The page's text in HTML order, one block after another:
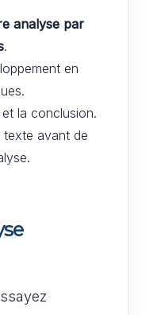
analyse par
.
en
la conclusion.
texte avant de